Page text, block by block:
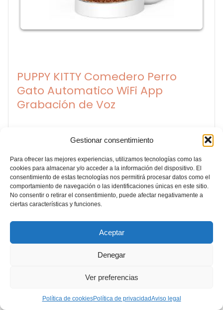
Gestionar consentimiento
Para ofrecer las mejores experiencias, utilizamos tecnologías como las
cookies para almacenar y/o acceder a la información del dispositivo. El
consentimiento de estas tecnologías nos permitirá procesar datos como el
comportamiento de navegación o las identificaciones únicas en este sitio.
No consentir o retirar el consentimiento, puede afectar negativamente a
ciertas características y funciones.
Aceptar
Denegar
Ver preferencias
Política de cookiesPolítica de privacidadAviso legal
PUPPY KITTY Comedero Perro
Gato Automatico WiFi App
Grabación de Voz
tu teléfono móvil
pierda una comida incluso si hay un corte de energía
🐾 Permite grabar una llamada de comida para tu
mascota
Ver oferta de Amazon
Descubre otros productos
para mascotas de la marca
Puppy Kitty